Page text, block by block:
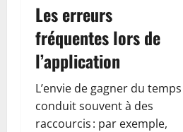
Les erreurs
fréquentes lors de
l’application
L’envie de gagner du temps
conduit souvent à des
raccourcis : par exemple,